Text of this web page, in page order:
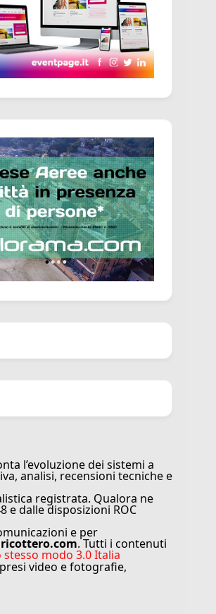
l’evoluzione dei sistemi a
analisi, recensioni tecniche e
registrata. Qualora ne
e dalle disposizioni ROC
e per
. Tutti i contenuti
modo 3.0 Italia
video e fotografie,